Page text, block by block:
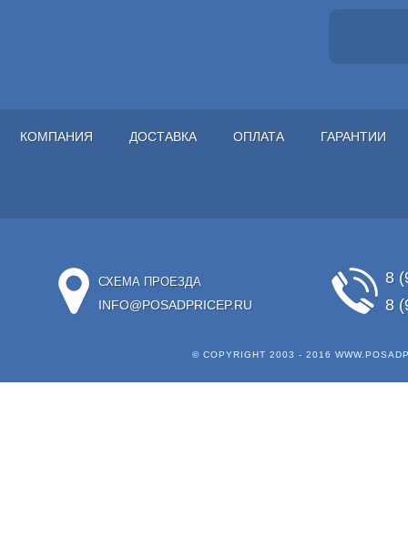
КОМПАНИЯ ДОСТАВКА ОПЛАТА ГАРАНТИИ
СХЕМА ПРОЕЗДА
INFO@POSADPRICEP.RU
8
8
© COPYRIGHT 2003 - 2016